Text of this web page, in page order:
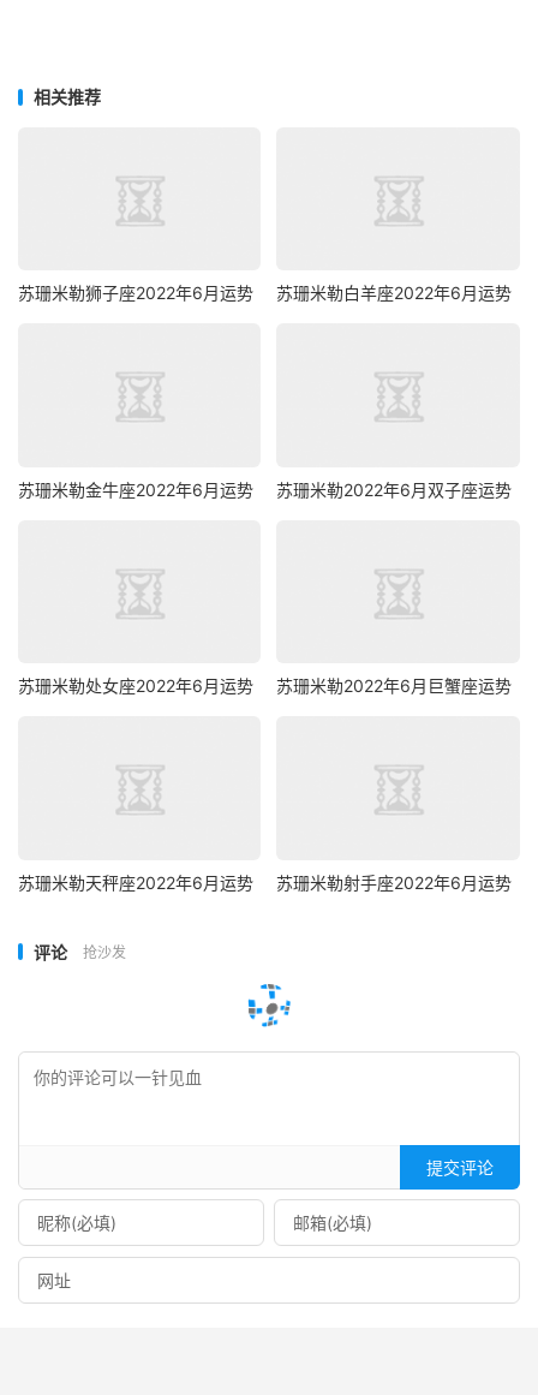
相关推荐
苏珊米勒狮子座2022年6月运势 苏珊米勒白羊座2022年6月运势
苏珊米勒金牛座2022年6月运势 苏珊米勒2022年6月双子座运势
苏珊米勒处女座2022年6月运势 苏珊米勒2022年6月巨蟹座运势
苏珊米勒天秤座2022年6月运势 苏珊米勒射手座2022年6月运势
评论 抢沙发
提交评论